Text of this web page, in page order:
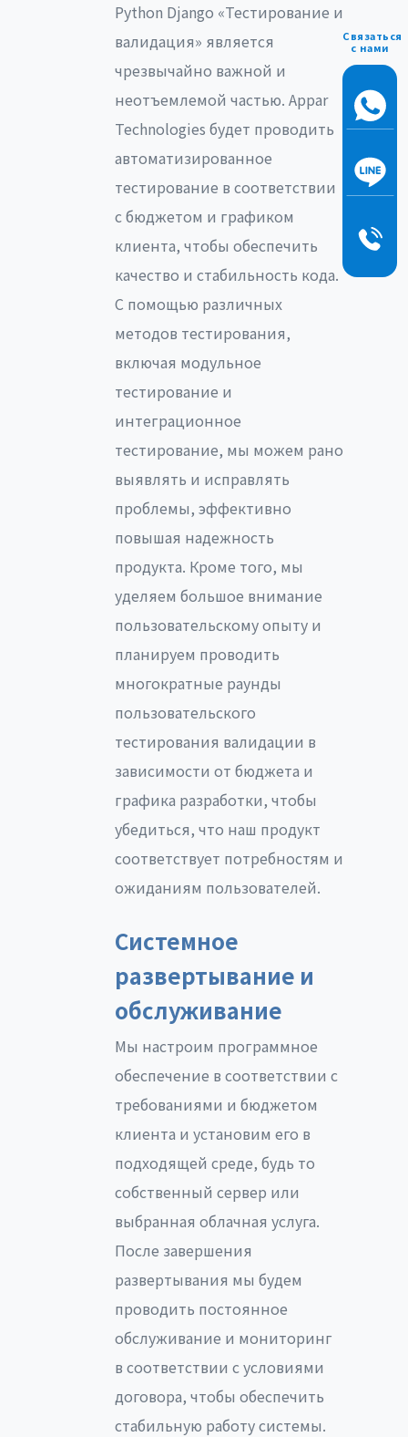
Python Django «Тестирование и
валидация» является
чрезвычайно важной и
неотъемлемой частью. Appar
Technologies будет проводить
автоматизированное
тестирование в соответствии
с бюджетом и графиком
клиента, чтобы обеспечить
качество и стабильность кода.
С помощью различных
методов тестирования,
включая модульное
тестирование и
интеграционное
тестирование, мы можем рано
выявлять и исправлять
проблемы, эффективно
повышая надежность
продукта. Кроме того, мы
уделяем большое внимание
пользовательскому опыту и
планируем проводить
многократные раунды
пользовательского
тестирования валидации в
зависимости от бюджета и
графика разработки, чтобы
убедиться, что наш продукт
соответствует потребностям и
ожиданиям пользователей.
Системное
развертывание и
обслуживание
Мы настроим программное
обеспечение в соответствии с
требованиями и бюджетом
клиента и установим его в
подходящей среде, будь то
собственный сервер или
выбранная облачная услуга.
После завершения
развертывания мы будем
проводить постоянное
обслуживание и мониторинг
в соответствии с условиями
договора, чтобы обеспечить
стабильную работу системы.
Связаться
с нами